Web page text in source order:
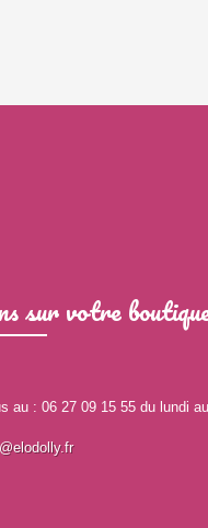
sur votre
au :06 27 09 15 55 du lundi